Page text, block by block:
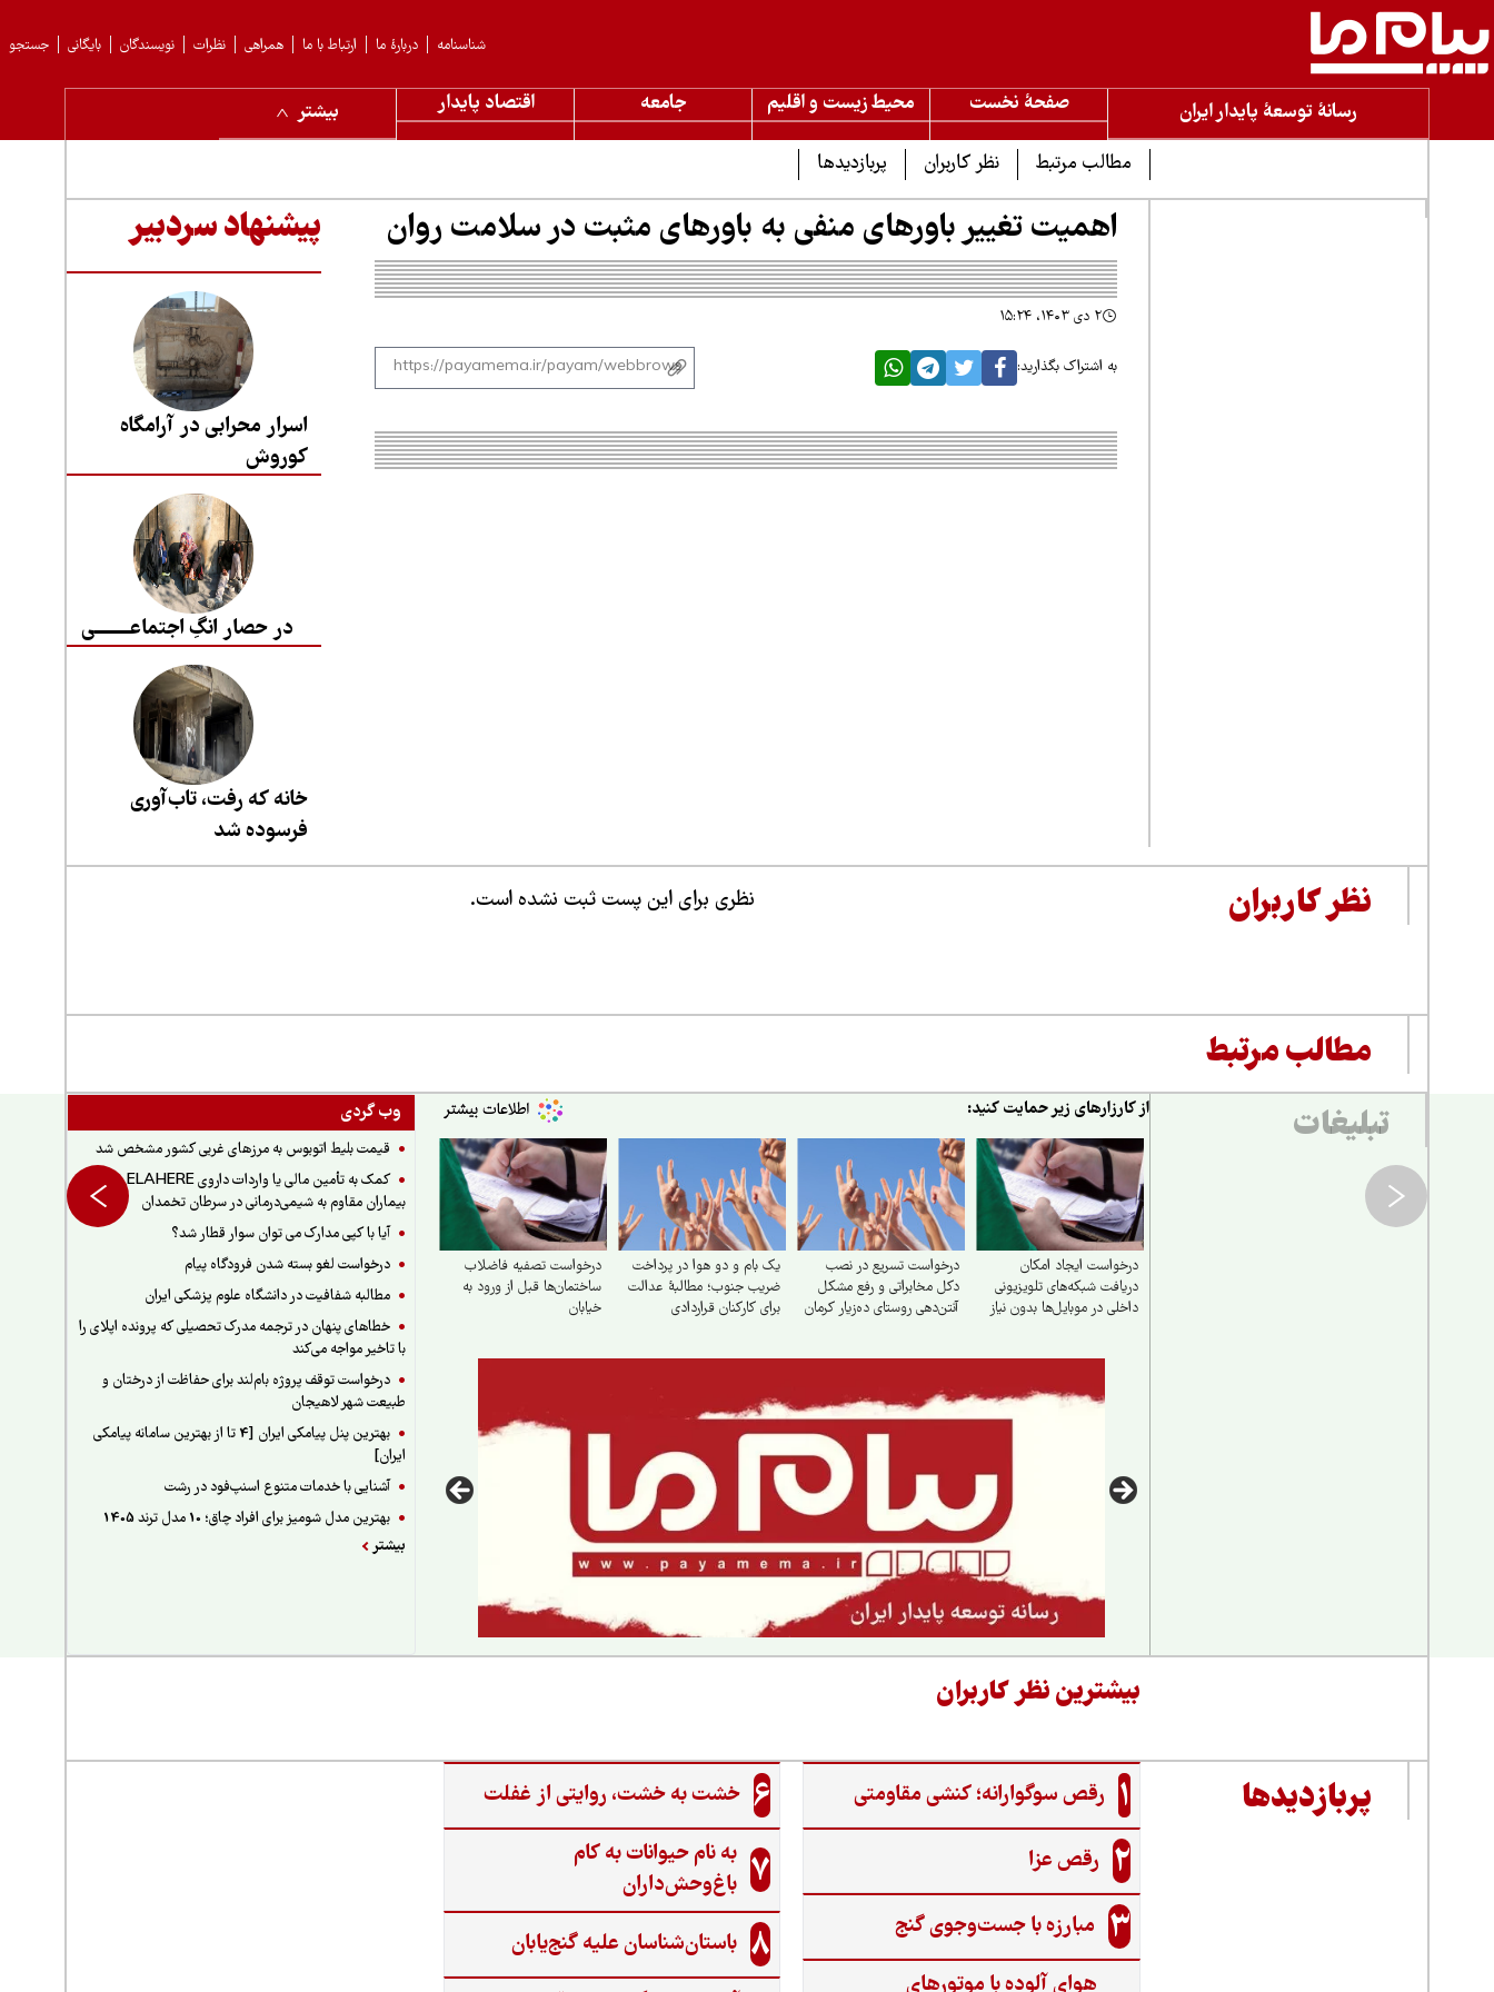
جستجو بایگانی نویسندگان نظرات همراهی ارتباط با ما دربارهٔ ما شناسنامه
رسانۀ توسعۀ پایدار ایران صفحۀ نخست محیط زیست و اقلیم جامعه اقتصاد پایدار
بیشتر
مطالب مرتبط
نظر کاربران پربازدیدها
اهمیت تغییر باورهای منفی به باورهای مثبت در سلامت روان
۲ دی ۱۴۰۳، ۱۵:۲۴
به اشتراک بگذارید:
پیشنهاد سردبیر
اسرار محرابی در آرامگاه
کوروش
در حصار انگِ اجتماعــــــــی
خانه که رفت، تاب‌آوری
فرسوده شد
نظر کاربران نظری برای این پست ثبت نشده است.
مطالب مرتبط
تبلیغات
وب گردی
قیمت بلیط اتوبوس به مرزهای غربی کشور مشخص شد
کمک به تأمین مالی یا واردات داروی ELAHERE برای
بیماران مقاوم به شیمی‌درمانی در سرطان تخمدان
آیا با کپی مدارک می توان سوار قطار شد؟
درخواست لغو بسته شدن فرودگاه پیام
مطالبه شفافیت در دانشگاه علوم پزشکی ایران
خطاهای پنهان در ترجمه مدرک تحصیلی که پرونده اپلای را
با تاخیر مواجه می‌کند
درخواست توقف پروژه بام‌لند برای حفاظت از درختان و
طبیعت شهر لاهیجان
بهترین پنل پیامکی ایران [4 تا از بهترین سامانه پیامکی
ایران]
آشنایی با خدمات متنوع اسنپ‌فود در رشت
بهترین مدل شومیز برای افراد چاق؛ 10 مدل ترند 1405
بیشتر
از کارزارهای زیر حمایت کنید:
درخواست ایجاد امکان
دریافت شبکه‌های تلویزیونی
داخلی در موبایل‌ها بدون نیاز
درخواست تسریع در نصب
دکل مخابراتی و رفع مشکل
آنتن‌دهی روستای ده‌زیار کرمان
یک بام و دو هوا در پرداخت
ضریب جنوب؛ مطالبهٔ عدالت
برای کارکنان قراردادی
درخواست تصفیه فاضلاب
ساختمان‌ها قبل از ورود به
خیابان
بیشترین نظر کاربران
پربازدیدها 1 رقص سوگوارانه؛ کنشی مقاومتی
2 رقص عزا
3 مبارزه با جست‌وجوی گنج‌
هوای آلوده با موتورهای
6 خشت به خشت، روایتی از غفلت
7 به نام حیوانات به کام
باغ‌وحش‌داران
8 باستان‌شناسان علیه گنج‌یابان